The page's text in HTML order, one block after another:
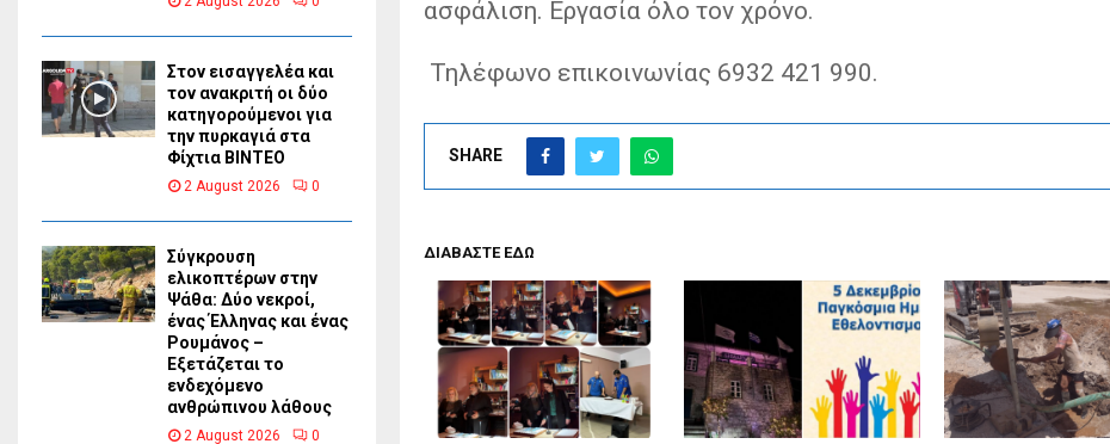
ασφάλιση. Εργασία όλο τον χρόνο.
Τηλέφωνο επικοινωνίας 6932 421 990.
SHARE
ΔΙΑΒΑΣΤΕ ΕΔΩ
Στον εισαγγελέα και
τον ανακριτή οι δύο
κατηγορούμενοι για
την πυρκαγιά στα
Φίχτια ΒΙΝΤΕΟ
2 August 2026 0
Σύγκρουση
ελικοπτέρων στην
Ψάθα: Δύο νεκροί,
ένας Έλληνας και ένας
Ρουμάνος –
Εξετάζεται το
ενδεχόμενο
ανθρώπινου λάθους
2 August 2026 0